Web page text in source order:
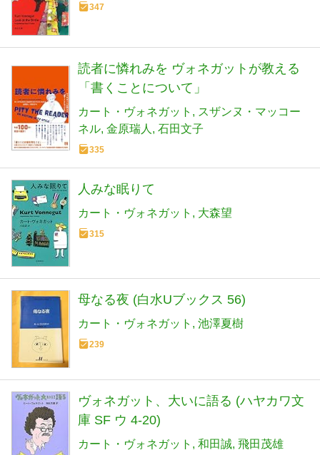
347
読者に憐れみを ヴォネガットが教える
「書くことについて」
カート・ヴォネガット
スザンヌ・マッコー
ネル 金原瑞人 石田文子
335
人みな眠りて
カート・ヴォネガット 大森望
315
母なる夜 (白水Uブックス 56)
カート・ヴォネガット 池澤夏樹
239
ヴォネガット、大いに語る (ハヤカワ文
庫 SF ウ 4-20)
カート・ヴォネガット 和田誠 飛田茂雄